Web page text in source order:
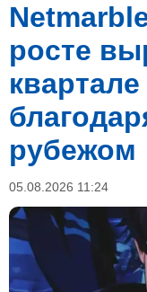
росте
рубежом
05.08.2026 11:24